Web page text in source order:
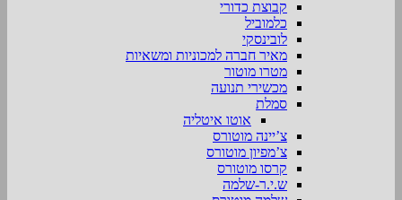
קבוצת כדורי
כלמוביל
לובינסקי
מאיר חברה למכוניות ומשאיות
מטרו מוטור
מכשירי תנועה
סמלת
אוטו איטליה
צ’יינה מוטורס
צ’מפיון מוטורס
קרסו מוטורס
ש.י.ר-שלמה